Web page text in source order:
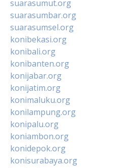
suarasumut.org
suarasumbar.org
suarasumsel.org
konibekasi.org
konibali.org
konibanten.org
konijabar.org
konijatim.org
konimaluku.org
konilampung.org
konipalu.org
koniambon.org
konidepok.org
konisurabaya.org